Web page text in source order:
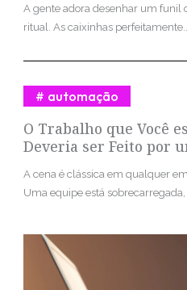
A gente adora desenhar um funil
ritual. As caixinhas perfeitamente...
O Trabalho que Você
Deveria ser Feito por
automação
A cena é clássica em qualquer
Uma equipe está sobrecarregada,